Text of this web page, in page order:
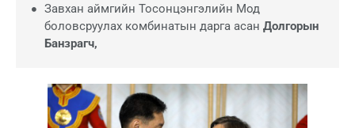
Завхан аймгийн Тосонцэнгэлийн Мод
боловсруулах комбинатын дарга асан Долгорын
Банзрагч,